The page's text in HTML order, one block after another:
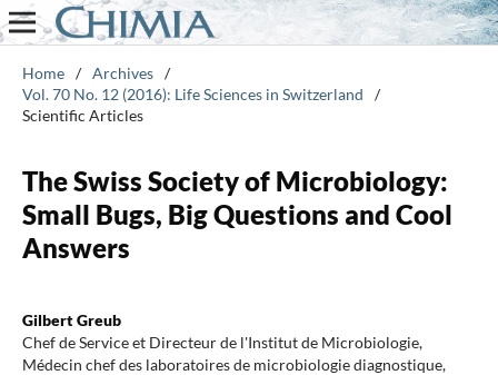
Home / Archives /
Vol. 70 No. 12 (2016): Life Sciences in Switzerland
/
Scientific Articles
The Swiss Society of Microbiology:
Small Bugs, Big Questions and Cool
Answers
Gilbert Greub
Chef de Service et Directeur de l'Institut de Microbiologie,
Médecin chef des laboratoires de microbiologie diagnostique,